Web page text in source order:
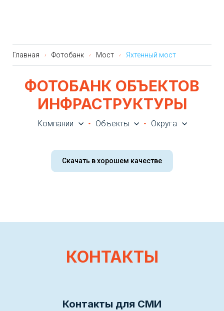
Главная Фотобанк Мост Яхтенный мост
ФОТОБАНК ОБЪЕКТОВ
ИНФРАСТРУКТУРЫ
Компании Объекты Округа
Скачать в хорошем качестве
КОНТАКТЫ
Контакты для СМИ